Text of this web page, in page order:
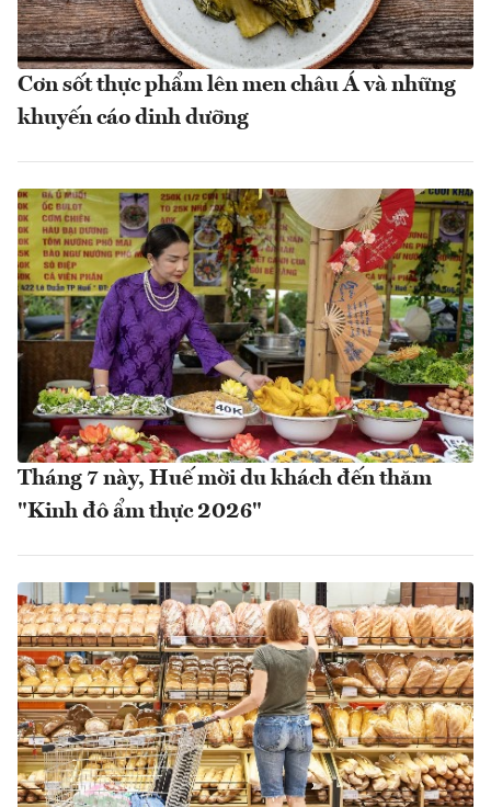
Cơn sốt thực phẩm lên men châu Á và những
khuyến cáo dinh dưỡng
Tháng 7 này, Huế mời du khách đến thăm
"Kinh đô ẩm thực 2026"